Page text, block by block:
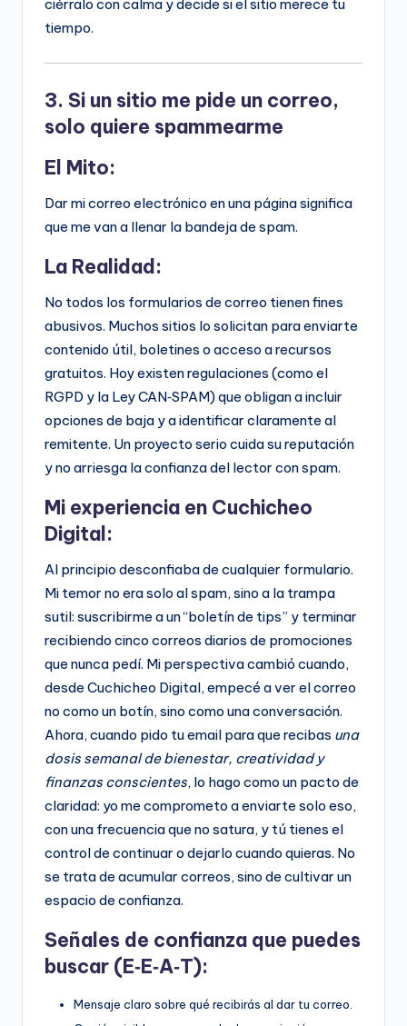
ciérralo con calma y decide si el sitio merece tu
tiempo.
3. Si un sitio me pide un correo,
solo quiere spammearme
El Mito:
Dar mi correo electrónico en una página significa
que me van a llenar la bandeja de spam.
La Realidad:
No todos los formularios de correo tienen fines
abusivos. Muchos sitios lo solicitan para enviarte
contenido útil, boletines o acceso a recursos
gratuitos. Hoy existen regulaciones (como el
RGPD y la Ley CAN‑SPAM) que obligan a incluir
opciones de baja y a identificar claramente al
remitente. Un proyecto serio cuida su reputación
y no arriesga la confianza del lector con spam.
Mi experiencia en Cuchicheo
Digital:
Al principio desconfiaba de cualquier formulario.
Mi temor no era solo al spam, sino a la trampa
sutil: suscribirme a un “boletín de tips” y terminar
recibiendo cinco correos diarios de promociones
que nunca pedí. Mi perspectiva cambió cuando,
desde Cuchicheo Digital, empecé a ver el correo
no como un botín, sino como una conversación.
Ahora, cuando pido tu email para que recibas una
dosis semanal de bienestar, creatividad y
finanzas conscientes, lo hago como un pacto de
claridad: yo me comprometo a enviarte solo eso,
con una frecuencia que no satura, y tú tienes el
control de continuar o dejarlo cuando quieras. No
se trata de acumular correos, sino de cultivar un
espacio de confianza.
Señales de confianza que puedes
buscar (E‑E‑A‑T):
Mensaje claro sobre qué recibirás al dar tu correo.